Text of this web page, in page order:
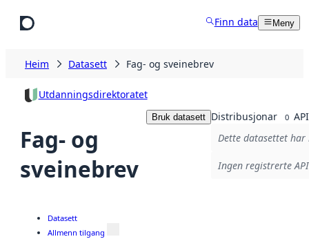
Finn data Meny
Heim Datasett Fag- og sveinebrev
Utdanningsdirektoratet
Fag- og
sveinebrev
Bruk datasett Distribusjonar 0
Dette datasettet
Ingen registrerte
Datasett
Allmenn tilgang